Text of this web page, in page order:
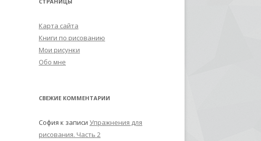
Карта сайта
Книги по рисованию
Мои рисунки
Обо мне
СВЕЖИЕ КОММЕНТАРИИ
София к записи Упражнения для
рисования. Часть 2